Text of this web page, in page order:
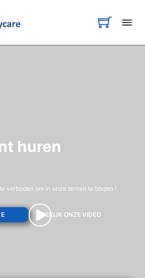
huren
verboden om in onze tenten te bbq’en !
BEKIJK ONZE VIDEO